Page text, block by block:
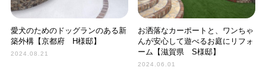
愛犬のためのドッグランのある新
築外構【京都府 H様邸】
2024.08.21
お洒落なカーポートと、ワンちゃ
んが安心して遊べるお庭にリフォ
ーム【滋賀県 S様邸】
2024.06.01